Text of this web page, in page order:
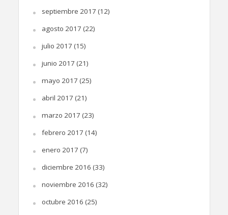
septiembre 2017 (12)
agosto 2017 (22)
julio 2017 (15)
junio 2017 (21)
mayo 2017 (25)
abril 2017 (21)
marzo 2017 (23)
febrero 2017 (14)
enero 2017 (7)
diciembre 2016 (33)
noviembre 2016 (32)
octubre 2016 (25)